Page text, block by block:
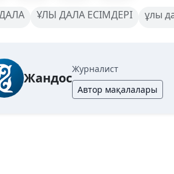
ҰЛЫ ДАЛА ЕСІМДЕРІ ұлы
Жандос
Журналист
Автор мақалалары